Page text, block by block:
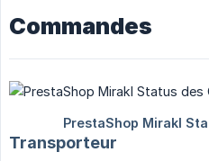
Commandes
Transporteur